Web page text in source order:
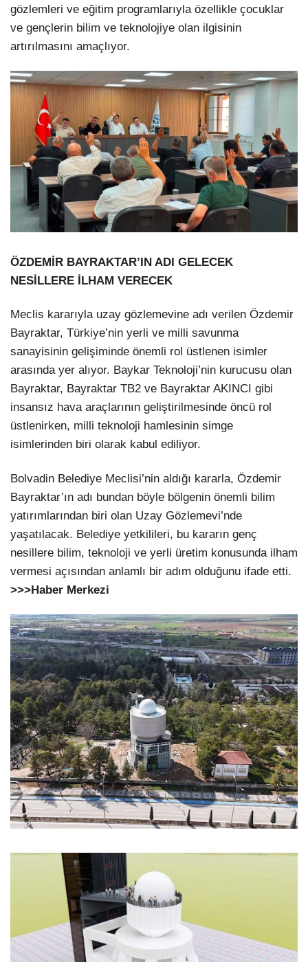
gözlemleri ve eğitim programlarıyla özellikle çocuklar
ve gençlerin bilim ve teknolojiye olan ilgisinin
artırılmasını amaçlıyor.
ÖZDEMİR BAYRAKTAR’IN ADI GELECEK
NESİLLERE İLHAM VERECEK
Meclis kararıyla uzay gözlemevine adı verilen Özdemir
Bayraktar, Türkiye’nin yerli ve milli savunma
sanayisinin gelişiminde önemli rol üstlenen isimler
arasında yer alıyor. Baykar Teknoloji’nin kurucusu olan
Bayraktar, Bayraktar TB2 ve Bayraktar AKINCI gibi
insansız hava araçlarının geliştirilmesinde öncü rol
üstlenirken, milli teknoloji hamlesinin simge
isimlerinden biri olarak kabul ediliyor.
Bolvadin Belediye Meclisi’nin aldığı kararla, Özdemir
Bayraktar’ın adı bundan böyle bölgenin önemli bilim
yatırımlarından biri olan Uzay Gözlemevi’nde
yaşatılacak. Belediye yetkilileri, bu kararın genç
nesillere bilim, teknoloji ve yerli üretim konusunda ilham
vermesi açısından anlamlı bir adım olduğunu ifade etti.
>>>Haber Merkezi